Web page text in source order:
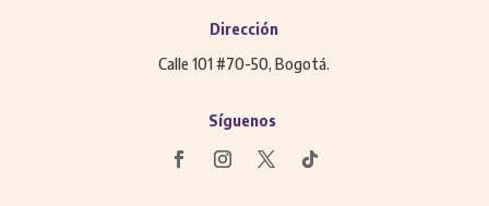
Dirección
Calle 101 #70-50, Bogotá.
Síguenos